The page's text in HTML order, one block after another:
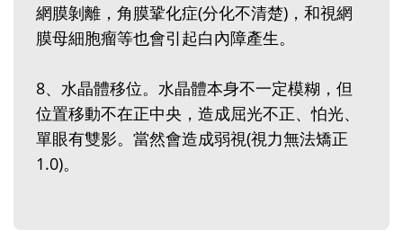
網膜剝離，角膜鞏化症(分化不清楚)，和視網
膜母細胞瘤等也會引起白內障產生。
8、水晶體移位。水晶體本身不一定模糊，但
位置移動不在正中央，造成屈光不正、怕光、
單眼有雙影。當然會造成弱視(視力無法矯正
1.0)。